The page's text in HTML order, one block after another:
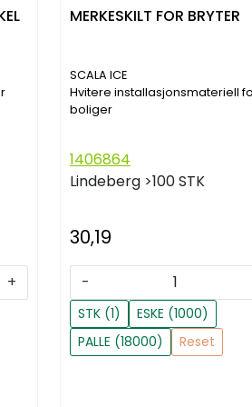
+
MERKESKILT FOR BRYTER
SCALA ICE
Hvitere installasjonsmateriell
boliger
1406864
Lindeberg >100 STK
30,19
-
STK (1)
ESKE (1000)
PALLE (18000)
Reset